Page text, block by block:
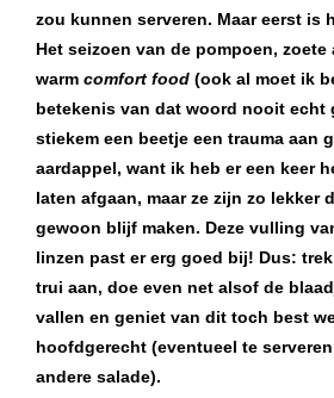
zou kunnen serveren. Maar eerst is
Het seizoen van de pompoen, zoete
warm comfort food (ook al moet ik
betekenis van dat woord nooit echt
stiekem een beetje een trauma aan
aardappel, want ik heb er een keer
laten afgaan, maar ze zijn zo lekker
gewoon blijf maken. Deze vulling
linzen past er erg goed bij! Dus:
trui aan, doe even net alsof de
vallen en geniet van dit toch best
hoofdgerecht (eventueel te
andere salade).